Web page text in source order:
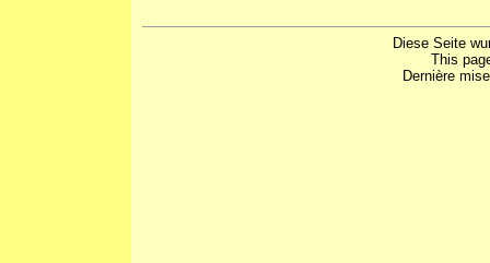
Diese Seite
This
Dernière